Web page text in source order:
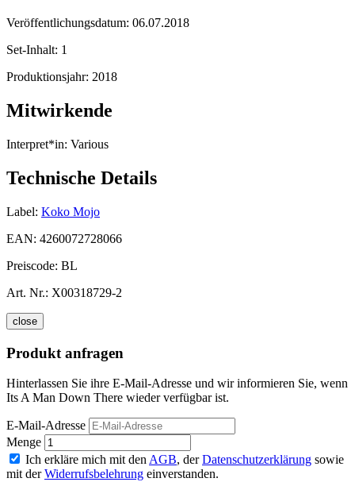
Veröffentlichungsdatum: 06.07.2018
Set-Inhalt: 1
Produktionsjahr: 2018
Mitwirkende
Interpret*in: Various
Technische Details
Label: Koko Mojo
EAN: 4260072728066
Preiscode: BL
Art. Nr.: X00318729-2
close
Produkt anfragen
Hinterlassen Sie ihre E-Mail-Adresse und wir informieren Sie, wenn
Its A Man Down There wieder verfügbar ist.
E-Mail-Adresse
Menge
Ich erkläre mich mit den AGB, derDatenschutzerklärung sowie
mit derWiderrufsbelehrung einverstanden.